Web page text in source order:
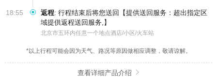
18:55 返程: 行程结束后将您送回【提供送回服务：超出指定区
域提供返程送回服务,】
北京市五环内任意一个地点酒店/小区/火车站
*以上行程可能会因为天气、路况等原因做相应调整，敬请谅解。
查看详细产品介绍 